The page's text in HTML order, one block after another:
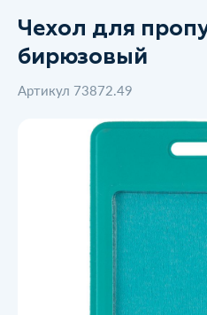
Чехол для
бирюзовый
Артикул 73872.49